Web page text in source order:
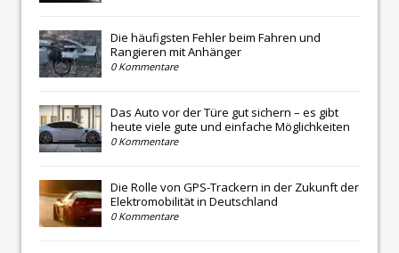
Die häufigsten Fehler beim Fahren und
Rangieren mit Anhänger
0 Kommentare
Das Auto vor der Türe gut sichern – es gibt
heute viele gute und einfache Möglichkeiten
0 Kommentare
Die Rolle von GPS-Trackern in der Zukunft der
Elektromobilität in Deutschland
0 Kommentare